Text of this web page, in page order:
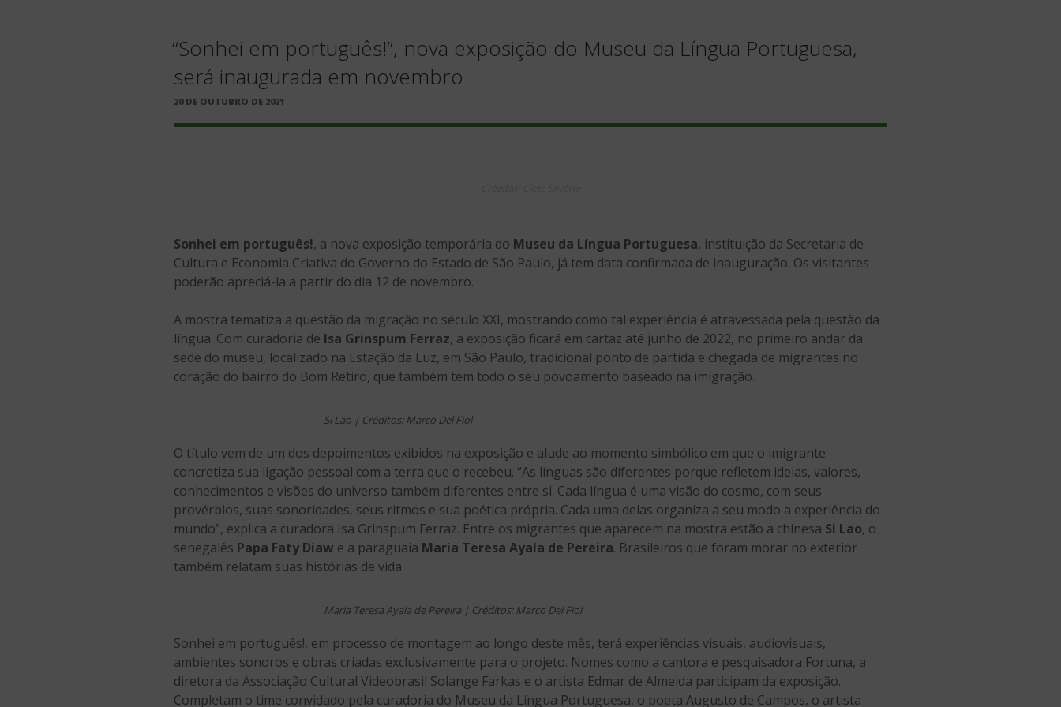
“Sonhei em português!”, nova exposição do Museu da Língua Portuguesa,
será inaugurada em novembro
PUBLICADO
20 DE OUTUBRO DE 2021
Sonhei em português!, a nova exposição temporária do Museu da Língua Portuguesa, instituição da Secretaria de
Cultura e Economia Criativa do Governo do Estado de São Paulo, já tem data confirmada de inauguração. Os visitantes
poderão apreciá-la a partir do dia 12 de novembro.
A mostra tematiza a questão da migração no século XXI, mostrando como tal experiência é atravessada pela questão da
língua. Com curadoria de Isa Grinspum Ferraz, a exposição ficará em cartaz até junho de 2022, no primeiro andar da
sede do museu, localizado na Estação da Luz, em São Paulo, tradicional ponto de partida e chegada de migrantes no
coração do bairro do Bom Retiro, que também tem todo o seu povoamento baseado na imigração.
Si Lao | Créditos: Marco Del Fiol
O título vem de um dos depoimentos exibidos na exposição e alude ao momento simbólico em que o imigrante
concretiza sua ligação pessoal com a terra que o recebeu. “As línguas são diferentes porque refletem ideias, valores,
conhecimentos e visões do universo também diferentes entre si. Cada língua é uma visão do cosmo, com seus
provérbios, suas sonoridades, seus ritmos e sua poética própria. Cada uma delas organiza a seu modo a experiência do
mundo”, explica a curadora Isa Grinspum Ferraz. Entre os migrantes que aparecem na mostra estão a chinesa Si Lao, o
senegalês Papa Faty Diaw e a paraguaia Maria Teresa Ayala de Pereira. Brasileiros que foram morar no exterior
também relatam suas histórias de vida.
Maria Teresa Ayala de Pereira | Créditos: Marco Del Fiol
Sonhei em português!, em processo de montagem ao longo deste mês, terá experiências visuais, audiovisuais,
ambientes sonoros e obras criadas exclusivamente para o projeto. Nomes como a cantora e pesquisadora Fortuna, a
diretora da Associação Cultural Videobrasil Solange Farkas e o artista Edmar de Almeida participam da exposição.
Completam o time convidado pela curadoria do Museu da Língua Portuguesa, o poeta Augusto de Campos, o artista